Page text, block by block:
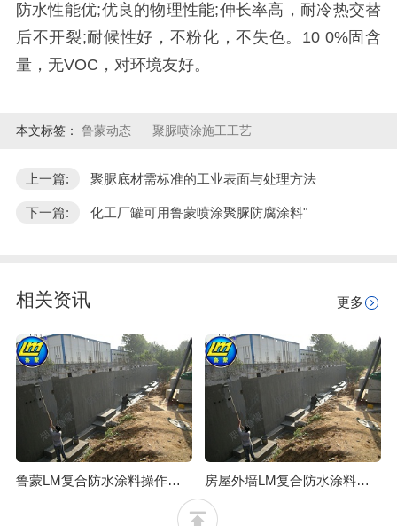
防水性能优;优良的物理性能;伸长率高，耐冷热交替
后不开裂;耐候性好，不粉化，不失色。10 0%固含
量，无VOC，对环境友好。
本文标签： 鲁蒙动态 聚脲喷涂施工工艺
上一篇: 聚脲底材需标准的工业表面与处理方法
下一篇: 化工厂罐可用鲁蒙喷涂聚脲防腐涂料"
相关资讯 更多
鲁蒙LM复合防水涂料操作简单，易行防水效果可靠 房屋外墙LM复合防水涂料修缮施工步骤